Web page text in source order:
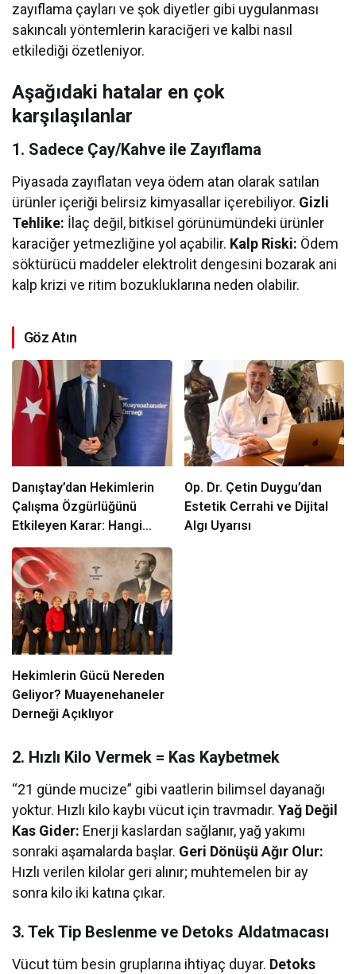
zayıflama çayları ve şok diyetler gibi uygulanması
sakıncalı yöntemlerin karaciğeri ve kalbi nasıl
etkilediği özetleniyor.
Aşağıdaki hatalar en çok
karşılaşılanlar
1. Sadece Çay/Kahve ile Zayıflama
Piyasada zayıflatan veya ödem atan olarak satılan
ürünler içeriği belirsiz kimyasallar içerebiliyor. Gizli
Tehlike: İlaç değil, bitkisel görünümündeki ürünler
karaciğer yetmezliğine yol açabilir. Kalp Riski: Ödem
söktürücü maddeler elektrolit dengesini bozarak ani
kalp krizi ve ritim bozukluklarına neden olabilir.
Göz Atın
Danıştay’dan Hekimlerin
Çalışma Özgürlüğünü
Etkileyen Karar: Hangi
Düzenlemelerin Yürütmesi
Durduruldu?
Op. Dr. Çetin Duygu’dan
Estetik Cerrahi ve Dijital
Algı Uyarısı
Hekimlerin Gücü Nereden
Geliyor? Muayenehaneler
Derneği Açıklıyor
2. Hızlı Kilo Vermek = Kas Kaybetmek
“21 günde mucize” gibi vaatlerin bilimsel dayanağı
yoktur. Hızlı kilo kaybı vücut için travmadır.Yağ Değil
Kas Gider: Enerji kaslardan sağlanır, yağ yakımı
sonraki aşamalarda başlar. Geri Dönüşü Ağır Olur:
Hızlı verilen kilolar geri alınır; muhtemelen bir ay
sonra kilo iki katına çıkar.
3. Tek Tip Beslenme ve Detoks Aldatmacası
Vücut tüm besin gruplarına ihtiyaç duyar. Detoks